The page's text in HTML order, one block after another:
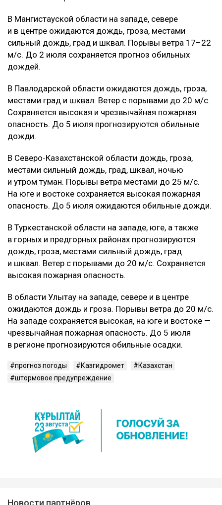
В Мангистауской области на западе, севере
и в центре ожидаются дождь, гроза, местами
сильный дождь, град и шквал. Порывы ветра 17–22
м/с. До 2 июля сохраняется прогноз обильных
дождей.
В Павлодарской области ожидаются дождь, гроза,
местами град и шквал. Ветер с порывами до 20 м/с.
Сохраняется высокая и чрезвычайная пожарная
опасность. До 5 июля прогнозируются обильные
дожди.
В Северо-Казахстанской области дождь, гроза,
местами сильный дождь, град, шквал, ночью
и утром туман. Порывы ветра местами до 25 м/с.
На юге и востоке сохраняется высокая пожарная
опасность. До 5 июля ожидаются обильные дожди.
В Туркестанской области на западе, юге, а также
в горных и предгорных районах прогнозируются
дождь, гроза, местами сильный дождь, град
и шквал. Ветер с порывами до 20 м/с. Сохраняется
высокая пожарная опасность.
В области Улытау на западе, севере и в центре
ожидаются дождь и гроза. Порывы ветра до 20 м/с.
На западе сохраняется высокая, на юге и востоке —
чрезвычайная пожарная опасность. До 5 июля
в регионе прогнозируются обильные осадки.
прогноз погоды Казгидромет
Казахстан
штормовое предупреждение